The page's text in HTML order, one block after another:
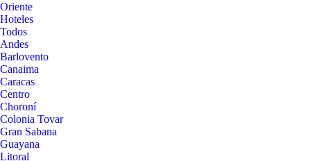
Oriente
Hoteles
Todos
Andes
Barlovento
Canaima
Caracas
Centro
Choroní
Colonia Tovar
Gran Sabana
Guayana
Litoral